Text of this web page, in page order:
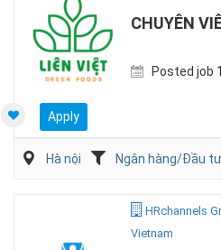
CHUYÊN
Posted job
Apply
Hà nội Ngân hàng/Đầu tư
HRchannels
Vietnam